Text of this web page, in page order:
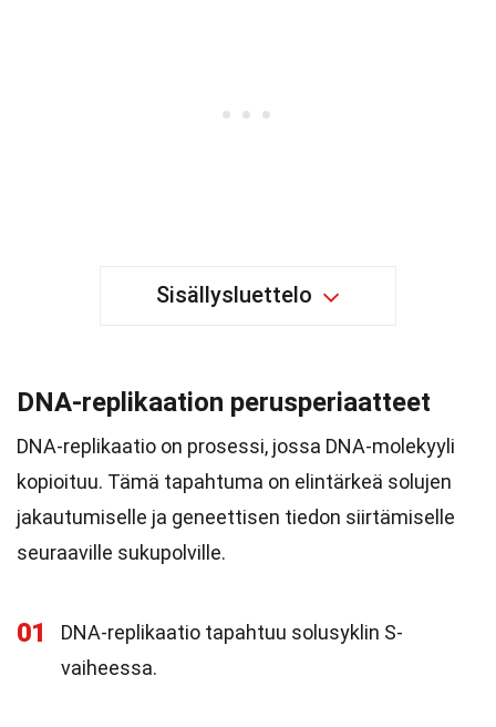
Sisällysluettelo
DNA-replikaation perusperiaatteet
DNA-replikaatio on prosessi, jossa DNA-molekyyli
kopioituu. Tämä tapahtuma on elintärkeä solujen
jakautumiselle ja geneettisen tiedon siirtämiselle
seuraaville sukupolville.
01
DNA-replikaatio tapahtuu solusyklin S-
vaiheessa.